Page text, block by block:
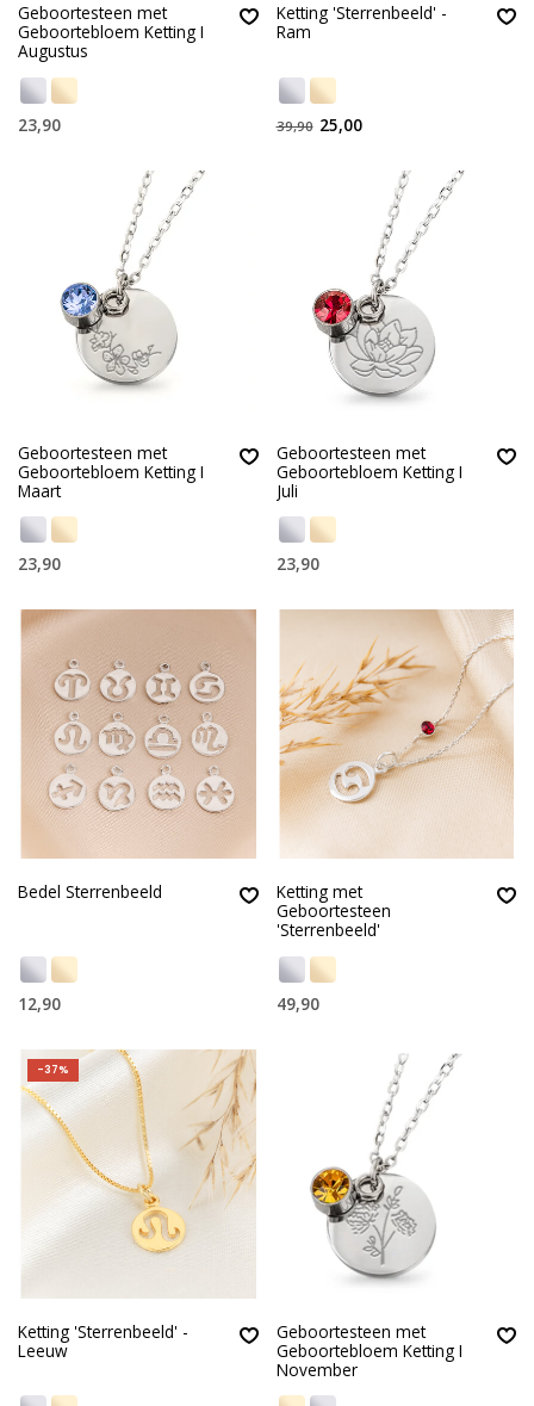
Geboortesteen met
Geboortebloem Ketting I
Augustus
23,90
Ketting 'Sterrenbeeld' -
Ram
39,90 25,00
Geboortesteen met
Geboortebloem Ketting I
Maart
23,90
Geboortesteen met
Geboortebloem Ketting I
Juli
23,90
Bedel Sterrenbeeld
12,90
Ketting met
Geboortesteen
'Sterrenbeeld'
49,90
-37%
Ketting 'Sterrenbeeld' -
Leeuw
Geboortesteen met
Geboortebloem Ketting I
November